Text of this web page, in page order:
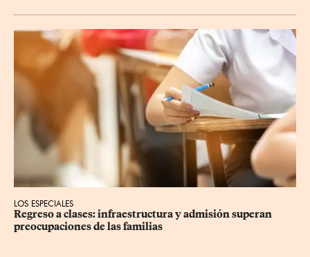
LOS ESPECIALES
Regreso a clases: infraestructura y admisión superan
preocupaciones de las familias